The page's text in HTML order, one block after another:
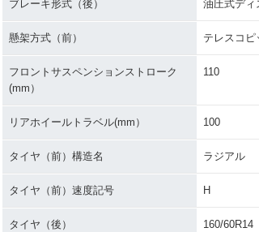
ブレーキ形式（後） 油圧式ディ
懸架方式（前） テレスコピ
フロントサスペンションストローク
(mm）
110
リアホイールトラベル(mm） 100
タイヤ（前）構造名 ラジアル
タイヤ（前）速度記号 H
タイヤ（後） 160/60R14